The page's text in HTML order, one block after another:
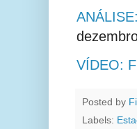
VÍDEO:
Posted by
Labels: